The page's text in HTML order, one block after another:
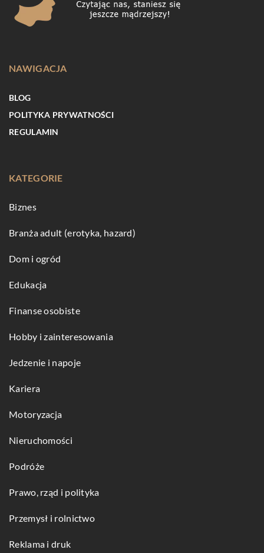
NAWIGACJA
BLOG
POLITYKA PRYWATNOŚCI
REGULAMIN
KATEGORIE
Biznes
Branża adult (erotyka, hazard)
Dom i ogród
Edukacja
Finanse osobiste
Hobby i zainteresowania
Jedzenie i napoje
Kariera
Motoryzacja
Nieruchomości
Podróże
Prawo, rząd i polityka
Przemysł i rolnictwo
Reklama i druk